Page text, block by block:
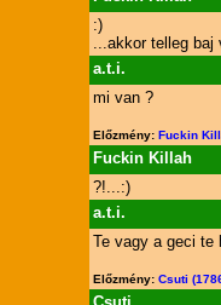
:)
...akkor telleg baj
a.t.i.
mi van ?
Előzmény: Fuckin
Fuckin Killah
?!...:)
a.t.i.
Te vagy a geci te
Előzmény: Csuti